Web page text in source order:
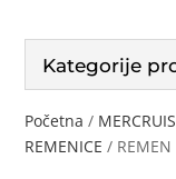
Kategorije
Početna /
REMENICE / REMEN